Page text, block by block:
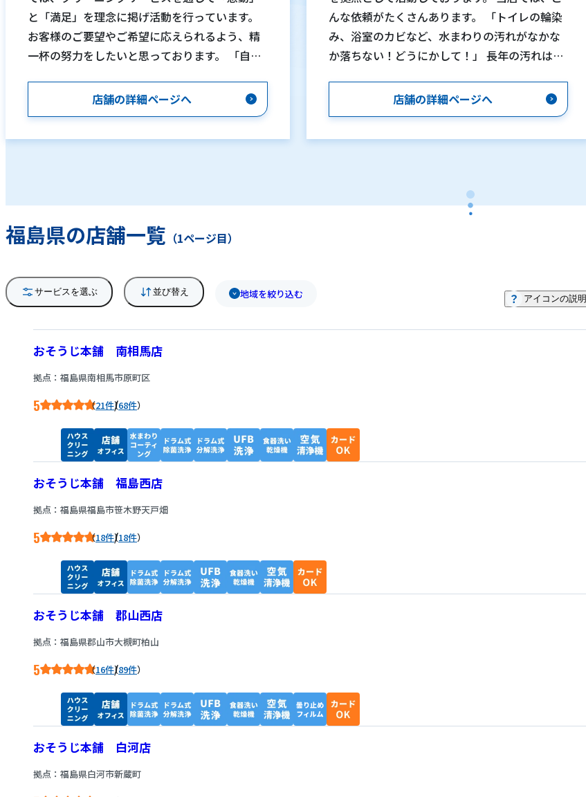
と「満足」を理念に掲げ活動を行っています。
お客様のご要望やご希望に応えられるよう、精
一杯の努力をしたいと思っております。 「自分
なるが、清掃の仕方が分からない」「清掃して
も臭いが気になる」「清掃する時間がなかなか
ろん、電話による相談だけでも大歓迎です。 店
舗・オフィス・商業施設の清掃も承っておりま
す。どんな些細な事でも構いませんので、まず
店舗の詳細ページへ
んな依頼がたくさんあります。 「トイレの輪染
み、浴室のカビなど、水まわりの汚れがなかな
か落ちない！どうにかして！」 長年の汚れは、
日使う場所なだけに、日々の汚れが蓄積してし
まいおそうじが大変です。 そんな時は、我々に
お客様から、美容室、飲食店といった店舗まで
幅広くおそうじさせていただいています。 お客
い！ お見積り無料。お気軽にお問い合わせくだ
店舗の詳細ページへ
福島県の店舗一覧 （1ページ目）
サービスを選ぶ 並び替え 地域を絞り込む アイコンの説明
おそうじ本舗 南相馬店
拠点：福島県南相馬市原町区
5 21件/68件
おそうじ本舗 福島西店
拠点：福島県福島市笹木野天戸畑
5 18件/18件
おそうじ本舗 郡山西店
拠点：福島県郡山市大槻町柏山
5 16件/89件
おそうじ本舗 白河店
拠点：福島県白河市新蔵町